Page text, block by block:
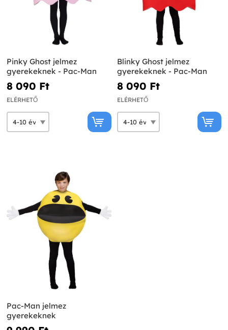
Pinky Ghost jelmez
gyerekeknek - Pac-Man
8 090 Ft‎
ELÉRHETŐ
Blinky Ghost jelmez
gyerekeknek - Pac-Man
8 090 Ft‎
ELÉRHETŐ
Pac-Man jelmez
gyerekeknek